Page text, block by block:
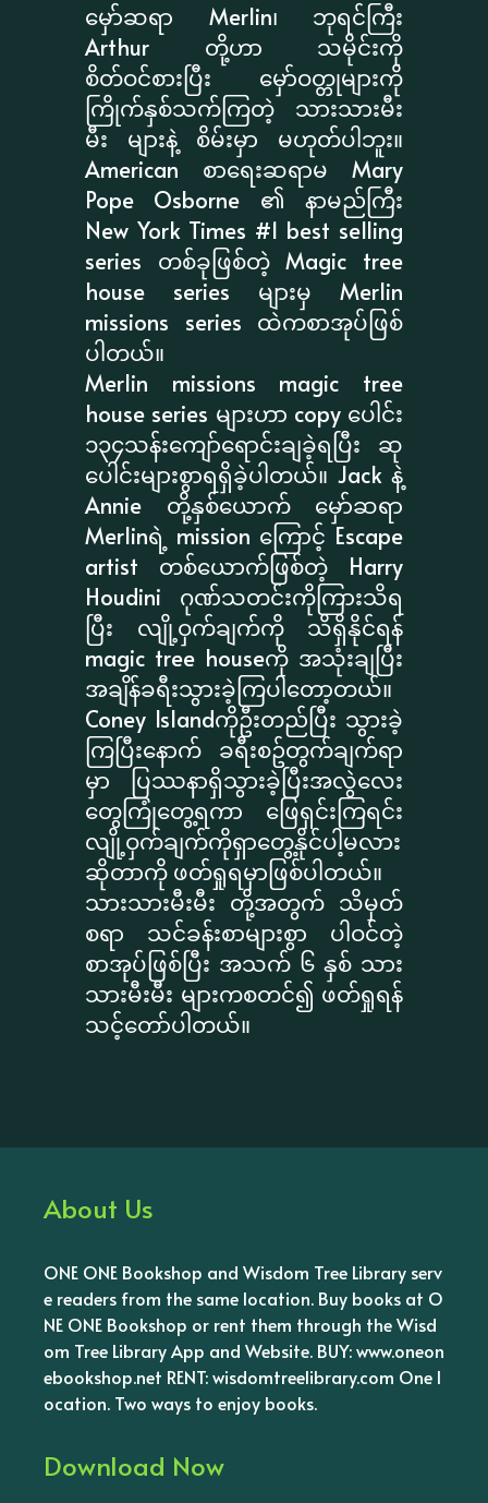
မှော်ဆရာ Merlin၊ ဘုရင်ကြီး
Arthur တို့ဟာ သမိုင်းကို
စိတ်ဝင်စားပြီး မှော်ဝတ္တုများကို
ကြိုက်နှစ်သက်ကြတဲ့ သားသားမီး
မီး များနဲ့ စိမ်းမှာ မဟုတ်ပါဘူး။
American စာရေးဆရာမ Mary
Pope Osborne ၏ နာမည်ကြီး
New York Times #1 best selling
series တစ်ခုဖြစ်တဲ့ Magic tree
house series များမှ Merlin
missions series ထဲကစာအုပ်ဖြစ်
ပါတယ်။
Merlin missions magic tree
house series များဟာ copy ပေါင်း
၁၃၄သန်းကျော်ရောင်းချခဲ့ရပြီး ဆု
ပေါင်းများစွာရရှိခဲ့ပါတယ်။ Jack နဲ့
Annie တို့နှစ်ယောက် မှော်ဆရာ
Merlinရဲ့ mission ကြောင့် Escape
artist တစ်ယောက်ဖြစ်တဲ့ Harry
Houdini ဂုဏ်သတင်းကိုကြားသိရ
ပြီး လျို့ဝှက်ချက်ကို သိရှိနိုင်ရန်
magic tree houseကို အသုံးချပြီး
အချိန်ခရီးသွားခဲ့ကြပါတော့တယ်။
Coney Islandကိုဦးတည်ပြီး သွားခဲ့
ကြပြီးနောက် ခရီးစဥ်တွက်ချက်ရာ
မှာ ပြဿနာရှိသွားခဲ့ပြီးအလွဲလေး
တွေကြုံတွေ့ရကာ ဖြေရှင်းကြရင်း
လျို့ဝှက်ချက်ကိုရှာတွေ့နိုင်ပါ့မလား
ဆိုတာကို ဖတ်ရှုရမှာဖြစ်ပါတယ်။
သားသားမီးမီး တို့အတွက် သိမှတ်
စရာ သင်ခန်းစာများစွာ ပါဝင်တဲ့
စာအုပ်ဖြစ်ပြီး အသက် ၆ နှစ် သား
သားမီးမီး များကစတင်၍ ဖတ်ရှုရန်
သင့်တော်ပါတယ်။
About Us
ONE ONE Bookshop and Wisdom Tree Library serv
e readers from the same location. Buy books at O
NE ONE Bookshop or rent them through the Wisd
om Tree Library App and Website. BUY: www.oneon
ebookshop.net RENT: wisdomtreelibrary.com One l
ocation. Two ways to enjoy books.
Download Now